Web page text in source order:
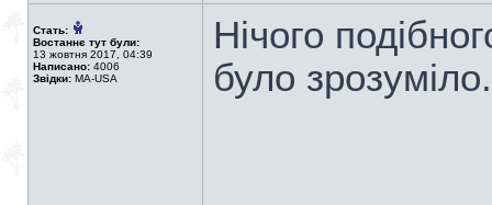
Стать:
Востаннє тут були:
13 жовтня 2017, 04:39
Написано: 4006
Звідки: MA-USA
Нічого
було